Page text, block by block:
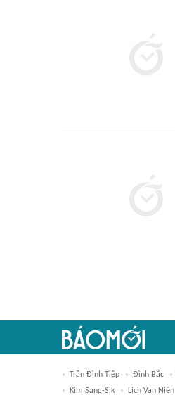
Trần Đình Tiệp Đình Bắc
Kim Sang-Sik
Lịch Vạn Niên